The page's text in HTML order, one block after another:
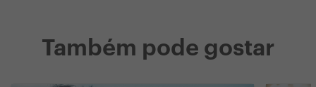
Também pode gostar